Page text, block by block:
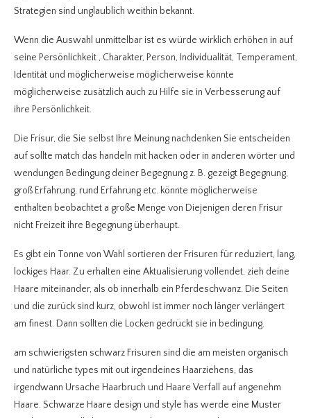
Strategien sind unglaublich weithin bekannt.
Wenn die Auswahl unmittelbar ist es würde wirklich erhöhen in auf
seine Persönlichkeit , Charakter, Person, Individualität, Temperament,
Identität und möglicherweise möglicherweise könnte
möglicherweise zusätzlich auch zu Hilfe sie in Verbesserung auf
ihre Persönlichkeit.
Die Frisur, die Sie selbst Ihre Meinung nachdenken Sie entscheiden
auf sollte match das handeln mit hacken oder in anderen wörter und
wendungen Bedingung deiner Begegnung z. B. gezeigt Begegnung,
groß Erfahrung, rund Erfahrung etc. könnte möglicherweise
enthalten beobachtet a große Menge von Diejenigen deren Frisur
nicht Freizeit ihre Begegnung überhaupt.
Es gibt ein Tonne von Wahl sortieren der Frisuren für reduziert, lang,
lockiges Haar. Zu erhalten eine Aktualisierung vollendet, zieh deine
Haare miteinander, als ob innerhalb ein Pferdeschwanz. Die Seiten
und die zurück sind kurz, obwohl ist immer noch länger verlängert
am finest. Dann sollten die Locken gedrückt sie in bedingung.
am schwierigsten schwarz Frisuren sind die am meisten organisch
und natürliche types mit out irgendeines Haarziehens, das
irgendwann Ursache Haarbruch und Haare Verfall auf angenehm
Haare.Schwarze Haare design und style has werde eine Muster